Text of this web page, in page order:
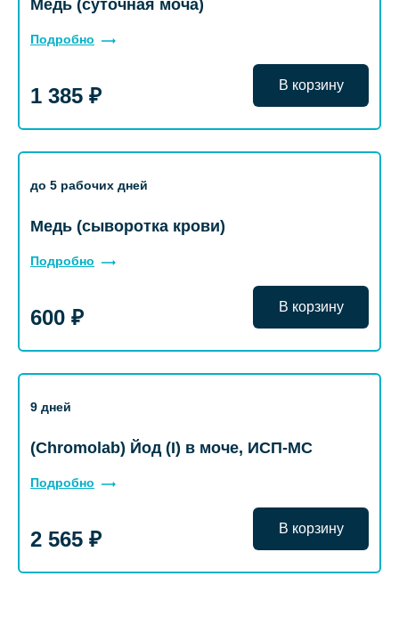
Медь (суточная моча)
Подробно
1 385 ₽ В корзину
до 5 рабочих дней
Медь (сыворотка крови)
Подробно
600 ₽ В корзину
9 дней
(Chromolab) Йод (I) в моче, ИСП-МС
Подробно
2 565 ₽ В корзину